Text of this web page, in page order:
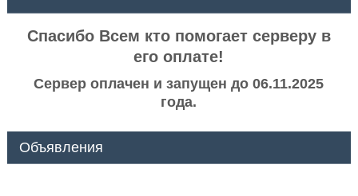
Спасибо Всем кто помогает серверу в
его оплате!
Сервер оплачен и запущен до 06.11.2025
года.
Объявления